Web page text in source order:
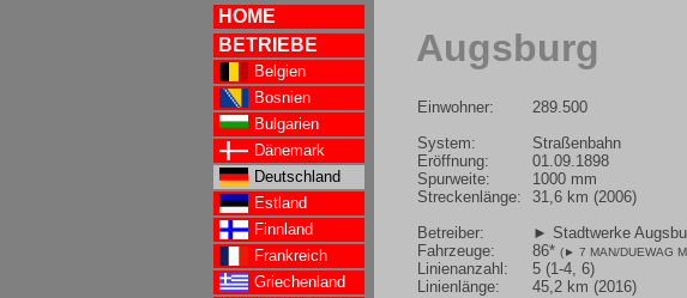
HOME
BETRIEBE
Belgien
Bosnien
Bulgarien
Dänemark
Deutschland
Estland
Finnland
Frankreich
Griechenland
Augsburg
Einwohner:
System:
Eröffnung:
Spurweite:
Streckenlänge:
Betreiber:
Fahrzeuge:
Linienanzahl:
Linienlänge:
289.500
Straßenbahn
01.09.1898
1000 mm
31,6 km (2006)
► Stadtwerke
86* (► 7 MAN/DUEWAG
5 (1-4, 6)
45,2 km (2016)